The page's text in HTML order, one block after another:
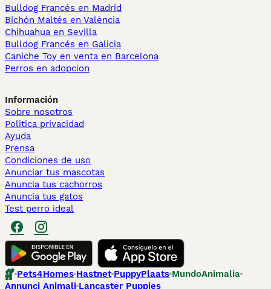
Bulldog Francés en Madrid
Bichón Maltés en València
Chihuahua en Sevilla
Bulldog Francés en Galicia
Caniche Toy en venta en Barcelona
Perros en adopcion
Información
Sobre nosotros
Politica privacidad
Ayuda
Prensa
Condiciones de uso
Anunciar tus mascotas
Anuncia tus cachorros
Anuncia tus gatos
Test perro ideal
Pets4Homes Hastnet PuppyPlaats MundoAnimalia
Annunci Animali Lancaster Puppies